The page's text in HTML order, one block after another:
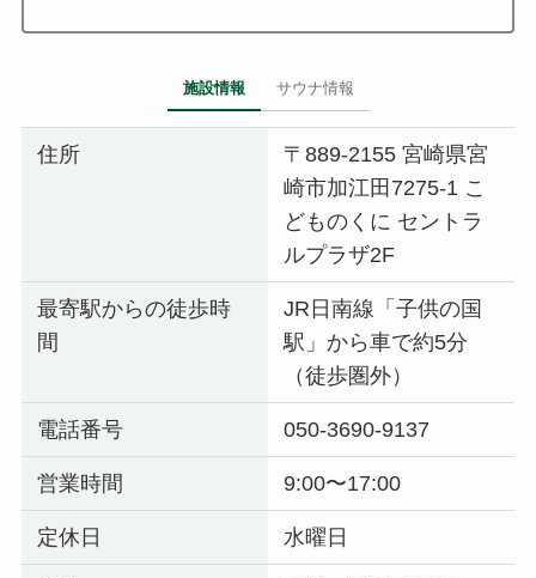
施設情報 サウナ情報
住所
〒889-2155 宮崎県宮
崎市加江田7275-1 こ
どものくに セントラ
ルプラザ2F
最寄駅からの徒歩時
間
JR日南線「子供の国
駅」から車で約5分
（徒歩圏外）
電話番号 050-3690-9137
営業時間 9:00〜17:00
定休日 水曜日